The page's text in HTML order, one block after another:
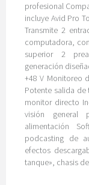
profesional
incluye Avid Pro
Transmite 2
computadora,
superior 2
generación
+48 V Monitoreo
Potente salida
monitor directo
visión general
alimentación
podcasting de
efectos
tanque», chasis